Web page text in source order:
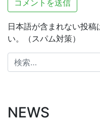
日本語が含まれない投
い。（スパム対策）
検
索:
NEWS